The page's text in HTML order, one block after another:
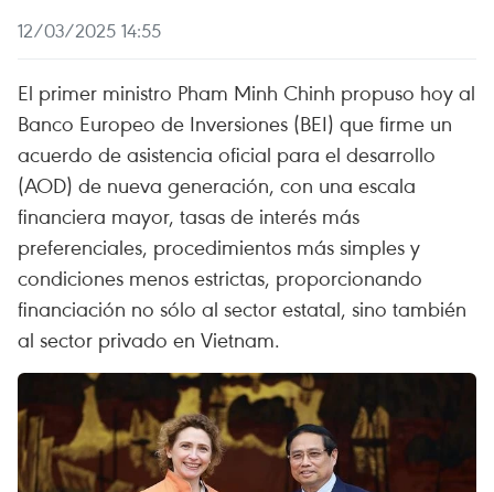
12/03/2025 14:55
El primer ministro Pham Minh Chinh propuso hoy al
Banco Europeo de Inversiones (BEI) que firme un
acuerdo de asistencia oficial para el desarrollo
(AOD) de nueva generación, con una escala
financiera mayor, tasas de interés más
preferenciales, procedimientos más simples y
condiciones menos estrictas, proporcionando
financiación no sólo al sector estatal, sino también
al sector privado en Vietnam.